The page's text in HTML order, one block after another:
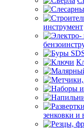
инструмент
зенковки и